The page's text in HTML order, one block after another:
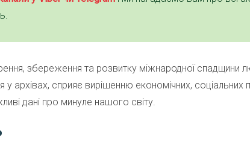
збереження та розвитку міжнародної спадщини
у архівах, сприяє вирішенню економічних, соціальних
дані про минуле нашого світу.